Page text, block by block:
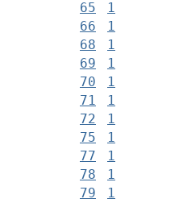
65
1
66
1
68
1
69
1
70
1
71
1
72
1
75
1
77
1
78
1
79
1